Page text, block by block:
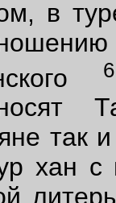
в
6
так
хан с